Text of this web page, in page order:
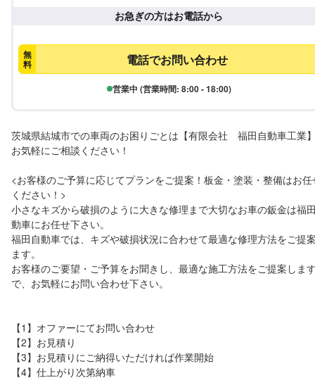
お急ぎの方はお電話から
無
料 電話でお問い合わせ
営業中 (営業時間: 8:00 - 18:00)
茨城県結城市での車両のお困りごとは【有限会社　福田自動車工業
お気軽にご相談ください！
<お客様のご予算に応じてプランをご提案！板金・塗装・整備はお任
ください！>
小さなキズから破損のように大きな修理まで大切なお車の鈑金は福
動車にお任せ下さい。
福田自動車では、キズや破損状況に合わせて最適な修理方法をご提
ます。
お客様のご要望・ご予算をお聞きし、最適な施工方法をご提案しま
で、お気軽にお問い合わせ下さい。
【1】オファーにてお問い合わせ
【2】お見積り
【3】お見積りにご納得いただければ作業開始
【4】仕上がり次第納車